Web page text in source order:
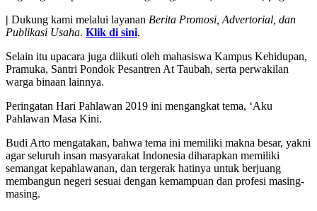
| Dukung kami melalui layanan Berita Promosi, Advertorial, dan
Publikasi Usaha. Klik di sini.
Selain itu upacara juga diikuti oleh mahasiswa Kampus Kehidupan,
Pramuka, Santri Pondok Pesantren At Taubah, serta perwakilan
warga binaan lainnya.
Peringatan Hari Pahlawan 2019 ini mengangkat tema, ‘Aku
Pahlawan Masa Kini.
Budi Arto mengatakan, bahwa tema ini memiliki makna besar, yakni
agar seluruh insan masyarakat Indonesia diharapkan memiliki
semangat kepahlawanan, dan tergerak hatinya untuk berjuang
membangun negeri sesuai dengan kemampuan dan profesi masing-
masing.